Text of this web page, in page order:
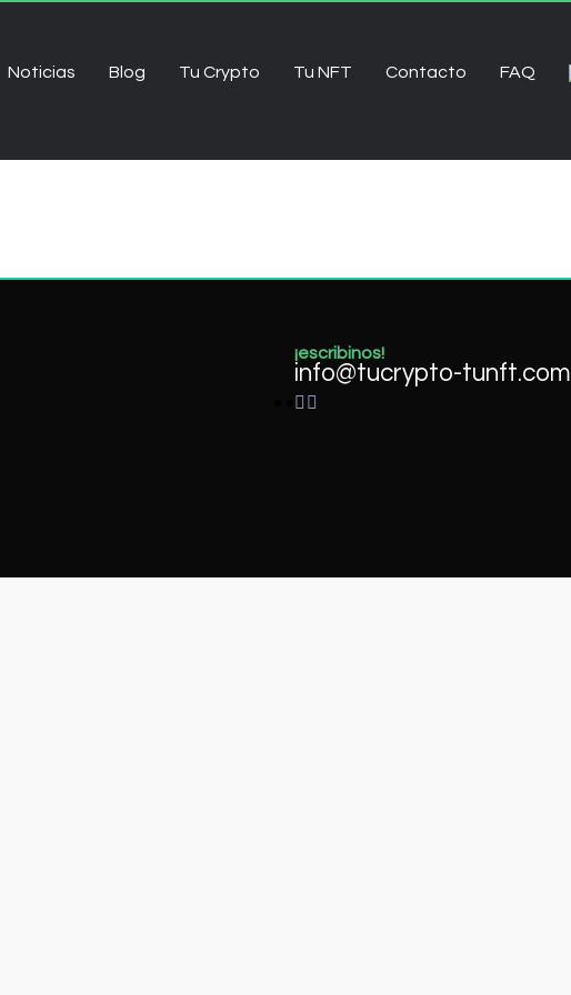
Noticias Blog Tu Crypto Tu NFT Contacto FAQ
¡escribinos!
info@tucrypto-tunft.com